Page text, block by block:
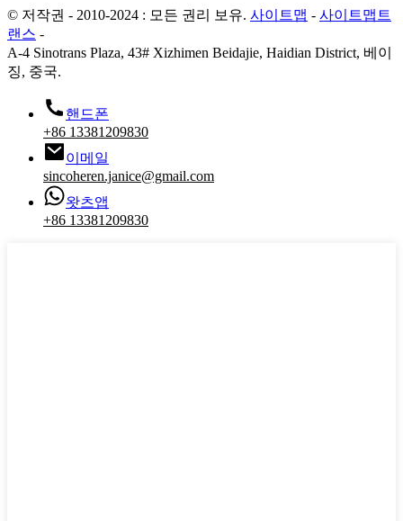
© 저작권 - 2010-2024 : 모든 권리 보유. 사이트맵 - 사이트맵트
랜스 -
A-4 Sinotrans Plaza, 43# Xizhimen Beidajie, Haidian District, 베이
징, 중국.
핸드폰
+86 13381209830
이메일
sincoheren.janice@gmail.com
왓츠앱
+86 13381209830